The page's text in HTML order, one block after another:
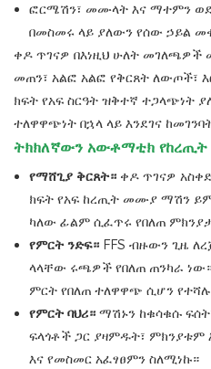
ፎርሜሽን፣ መሙላት እና ማተምን ወደ
በመስመሩ ላይ ያለውን የሰው ኃይል
ቀዶ ጥገናዎ በእነዚህ ሁለት መገለጫዎች
መጠን፣ አልፎ አልፎ የቅርጸት ለውጦች፣
ክፍት የአፍ ስርዓት ዝቅተኛ ተጋላጭነት
ተለዋዋጭነት በኋላ ላይ እንደገና
ትክክለኛውን አውቶማቲክ
የማሸጊያ ቅርጸት።ቀዶ ጥገናዎ
ክፍት የአፍ ከረጢት መሙያ ማሽን
ካለው ፊልም ሲፈጥሩ የበለጠ
የምርት ንድፍ።FFS ብዙውን ጊዜ
ላላቸው ሩጫዎች የበለጠ ጠንካራ
ምርት የበለጠ ተለዋዋጭ ሲሆን
የምርት ባህሪ።ማሽኑን ከቁሳቁሱ
ፍላጎቶች ጋር ያዛምዱት፣
እና የመስመር አፈፃፀምን ስለሚነኩ።